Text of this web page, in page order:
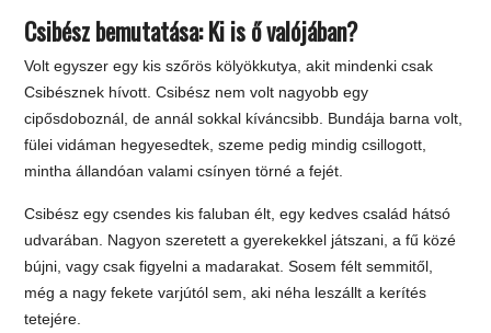
Csibész bemutatása: Ki is ő valójában?
Volt egyszer egy kis szőrös kölyökkutya, akit mindenki csak
Csibésznek hívott. Csibész nem volt nagyobb egy
cipősdoboznál, de annál sokkal kíváncsibb. Bundája barna volt,
fülei vidáman hegyesedtek, szeme pedig mindig csillogott,
mintha állandóan valami csínyen törné a fejét.
Csibész egy csendes kis faluban élt, egy kedves család hátsó
udvarában. Nagyon szeretett a gyerekekkel játszani, a fű közé
bújni, vagy csak figyelni a madarakat. Sosem félt semmitől,
még a nagy fekete varjútól sem, aki néha leszállt a kerítés
tetejére.